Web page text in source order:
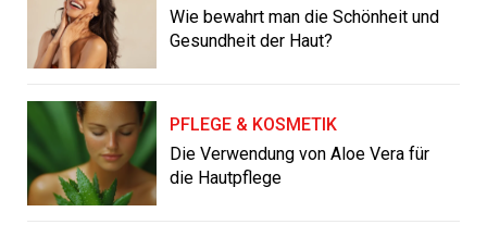
Wie bewahrt man die Schönheit und
Gesundheit der Haut?
PFLEGE & KOSMETIK
Die Verwendung von Aloe Vera für
die Hautpflege